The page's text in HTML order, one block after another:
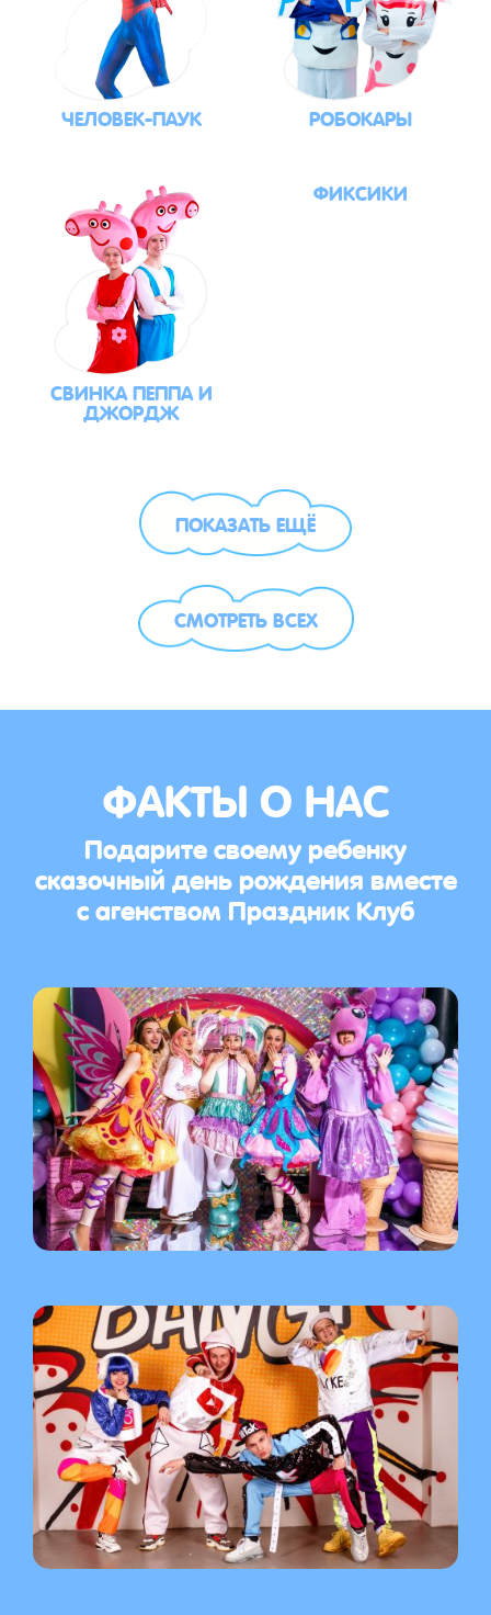
ЧЕЛОВЕК-ПАУК РОБОКАРЫ
СВИНКА ПЕППА И
ДЖОРДЖ
ФИКСИКИ
ПОКАЗАТЬ ЕЩЁ
СМОТРЕТЬ ВСЕХ
ФАКТЫ О НАС
Подарите своему ребенку
сказочный день рождения вместе
с агенством Праздник Клуб